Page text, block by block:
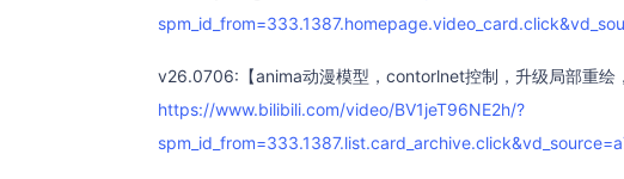
v26.0706:【anima动漫模型，contorlnet控制，升级局部重绘
https://www.bilibili.com/video/BV1jeT96NE2h/?